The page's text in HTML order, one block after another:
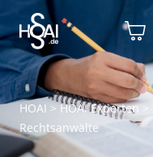
HOAI > HOAI Experten>
Rechtsanwälte